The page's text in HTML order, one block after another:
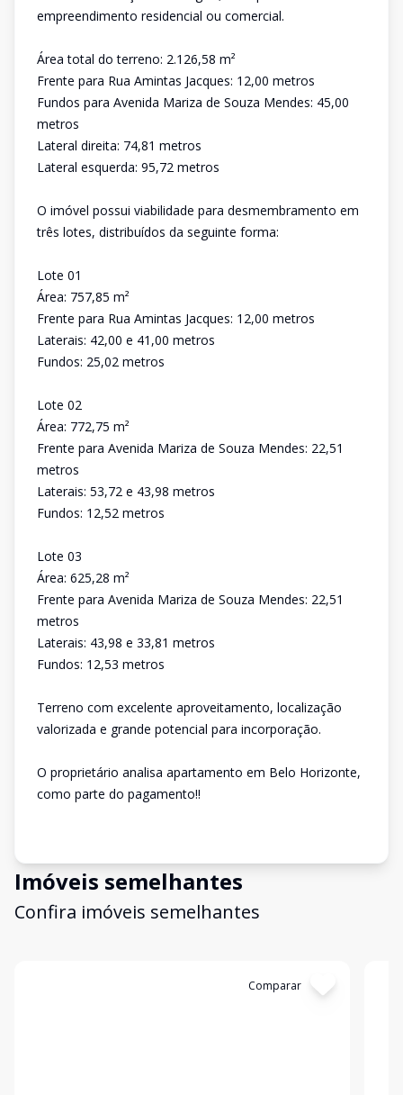
empreendimento residencial ou comercial.
Área total do terreno: 2.126,58 m²
Frente para Rua Amintas Jacques: 12,00 metros
Fundos para Avenida Mariza de Souza Mendes: 45,00
metros
Lateral direita: 74,81 metros
Lateral esquerda: 95,72 metros
O imóvel possui viabilidade para desmembramento em
três lotes, distribuídos da seguinte forma:
Lote 01
Área: 757,85 m²
Frente para Rua Amintas Jacques: 12,00 metros
Laterais: 42,00 e 41,00 metros
Fundos: 25,02 metros
Lote 02
Área: 772,75 m²
Frente para Avenida Mariza de Souza Mendes: 22,51
metros
Laterais: 53,72 e 43,98 metros
Fundos: 12,52 metros
Lote 03
Área: 625,28 m²
Frente para Avenida Mariza de Souza Mendes: 22,51
metros
Laterais: 43,98 e 33,81 metros
Fundos: 12,53 metros
Terreno com excelente aproveitamento, localização
valorizada e grande potencial para incorporação.
O proprietário analisa apartamento em Belo Horizonte,
como parte do pagamento!!
Imóveis semelhantes
Confira imóveis semelhantes
Comparar